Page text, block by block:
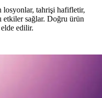
losyonlar, tahrişi hafifletir,
etkiler sağlar. Doğru ürün
edilir.